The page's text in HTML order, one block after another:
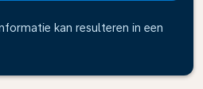
kan resulteren in een